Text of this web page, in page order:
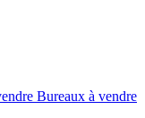
Bureaux à vendre